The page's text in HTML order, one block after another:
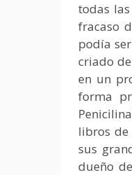
todas
fracaso
podía
criado
en un
forma
libros
sus
dueño